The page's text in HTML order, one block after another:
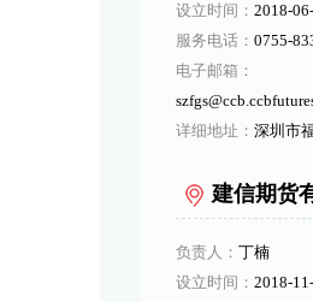
设立时间： 2018-
服务电话： 0755-
电子邮箱：
详细地址： 深圳市
建信期货
负责人： 丁楠
设立时间： 2018-